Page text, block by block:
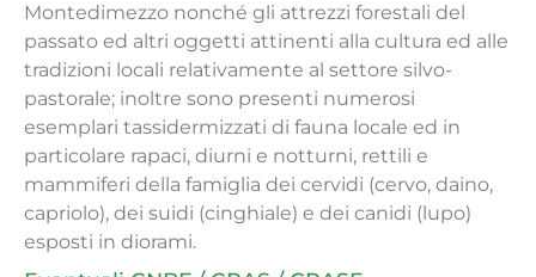
Montedimezzo nonché gli attrezzi forestali del
passato ed altri oggetti attinenti alla cultura ed alle
tradizioni locali relativamente al settore silvo-
pastorale; inoltre sono presenti numerosi
esemplari tassidermizzati di fauna locale ed in
particolare rapaci, diurni e notturni, rettili e
mammiferi della famiglia dei cervidi (cervo, daino,
capriolo), dei suidi (cinghiale) e dei canidi (lupo)
esposti in diorami.